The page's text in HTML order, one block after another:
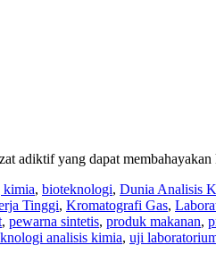
adiktif yang dapat
kimia, bioteknologi, Dunia Analisis
Tinggi, Kromatografi Gas,
, pewarna sintetis, produk makanan,
analisis kimia, uji